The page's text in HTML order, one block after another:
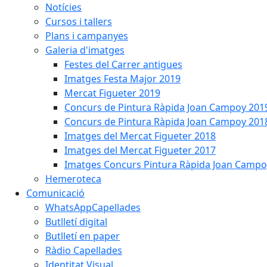
Notícies
Cursos i tallers
Plans i campanyes
Galeria d'imatges
Festes del Carrer antigues
Imatges Festa Major 2019
Mercat Figueter 2019
Concurs de Pintura Ràpida Joan Campoy
Concurs de Pintura Ràpida Joan Campoy
Imatges del Mercat Figueter 2018
Imatges del Mercat Figueter 2017
Imatges Concurs Pintura Ràpida Joan
Hemeroteca
Comunicació
WhatsAppCapellades
Butlletí digital
Butlletí en paper
Ràdio Capellades